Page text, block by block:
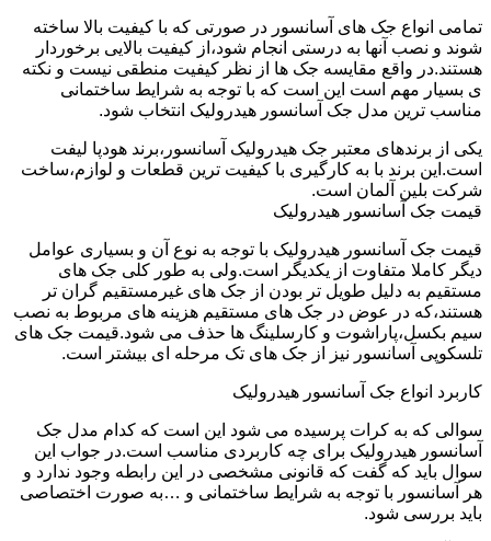
تمامی انواع جک های آسانسور در صورتی که با کیفیت بالا ساخته
شوند و نصب آنها به درستی انجام شود،از کیفیت بالایی برخوردار
هستند.در واقع مقایسه جک ها از نظر کیفیت منطقی نیست و نکته
ی بسیار مهم است این است که با توجه به شرایط ساختمانی
مناسب ترین مدل جک آسانسور هیدرولیک انتخاب شود.
یکی از برندهای معتبر جک هیدرولیک آسانسور،برند هودپا لیفت
است.این برند با به کارگیری با کیفیت ترین قطعات و لوازم،ساخت
شرکت بلین آلمان است.
قیمت جک آسانسور هیدرولیک
قیمت جک آسانسور هیدرولیک با توجه به نوع آن و بسیاری عوامل
دیگر کاملا متفاوت از یکدیگر است.ولی به طور کلی جک های
مستقیم به دلیل طویل تر بودن از جک های غیرمستقیم گران تر
هستند،که در عوض در جک های مستقیم هزینه های مربوط به نصب
سیم بکسل،پاراشوت و کارسلینگ ها حذف می شود.قیمت جک های
تلسکوپی آسانسور نیز از جک های تک مرحله ای بیشتر است.
کاربرد انواع جک آسانسور هیدرولیک
سوالی که به کرات پرسیده می شود این است که کدام مدل جک
آسانسور هیدرولیک برای چه کاربردی مناسب است.در جواب این
سوال باید که گفت که قانونی مشخصی در این رابطه وجود ندارد و
هر آسانسور با توجه به شرایط ساختمانی و …به صورت اختصاصی
باید بررسی شود.